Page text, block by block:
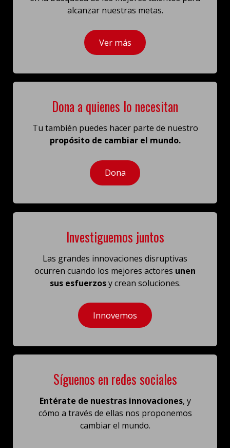
alcanzar nuestras metas.
Ver más
Dona a quienes lo necesitan
Tu también puedes hacer parte de nuestro
propósito de cambiar el mundo.
Dona
Investiguemos juntos
Las grandes innovaciones disruptivas
ocurren cuando los mejores actores unen
sus esfuerzosy crean soluciones.
Innovemos
Síguenos en redes sociales
Entérate de nuestras innovaciones, y
cómo a través de ellas nos proponemos
cambiar el mundo.